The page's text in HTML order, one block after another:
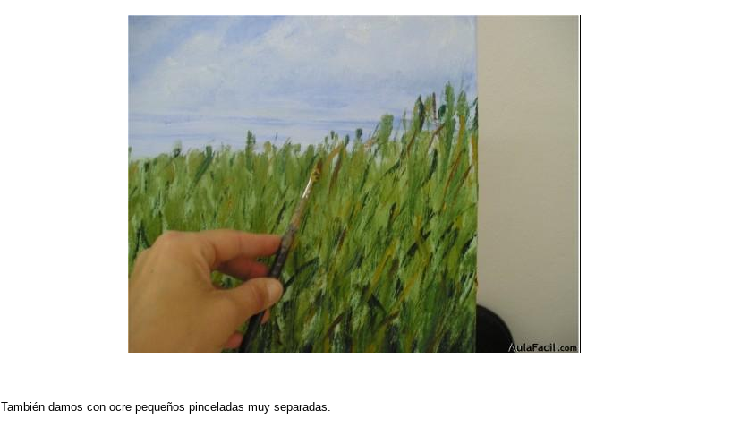
También damos con ocre pequeños pinceladas muy separadas.